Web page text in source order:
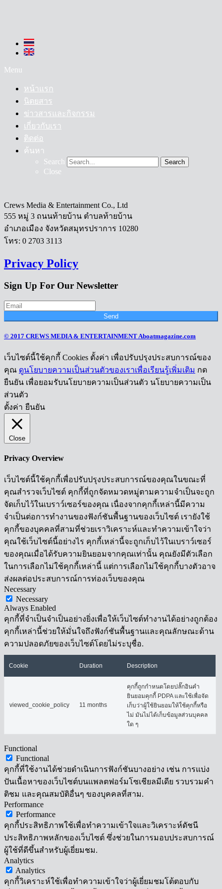
Menu
หน้าแรก
นิตยสาร
ข่าวสารและกิจกรรม
เกี่ยวกับเรา
ติดต่อ
ค้นหา
Search
Search
Close
Crews Media & Entertainment Co., Ltd
555 หมู่ 3 ถนนท้ายบ้าน ตำบลท้ายบ้าน
อำเภอเมือง จังหวัดสมุทรปราการ 10280
โทร: 0 2703 3113
Privacy Policy
Sign Up For Our Newsletter
Send
© 2017 CREWS MEDIA & ENTERTAINMENT Aboatmagazine.com
เว็บไซต์นี้ใช้คุกกี้ Cookies ตั้งค่า เพื่อปรับปรุงประสบการณ์ของ
คุณ ดูนโยบายความเป็นส่วนตัวของเราเพื่อเรียนรู้เพิ่มเติม กด
ยืนยัน เพื่อยอมรับนโยบายความเป็นส่วนตัว นโยบายความเป็น
ส่วนตัว
ตั้งค่า ยืนยัน
Close
Privacy Overview
เว็บไซต์นี้ใช้คุกกี้เพื่อปรับปรุงประสบการณ์ของคุณในขณะที่
คุณสำรวจเว็บไซต์ คุกกี้ที่ถูกจัดหมวดหมู่ตามความจำเป็นจะถูก
จัดเก็บไว้ในเบราว์เซอร์ของคุณ เนื่องจากคุกกี้เหล่านี้มีความ
จำเป็นต่อการทำงานของฟังก์ชันพื้นฐานของเว็บไซต์ เรายังใช้
คุกกี้ของบุคคลที่สามที่ช่วยเราวิเคราะห์และทำความเข้าใจว่า
คุณใช้เว็บไซต์นี้อย่างไร คุกกี้เหล่านี้จะถูกเก็บไว้ในเบราว์เซอร์
ของคุณเมื่อได้รับความยินยอมจากคุณเท่านั้น คุณยังมีตัวเลือก
ในการเลือกไม่ใช้คุกกี้เหล่านี้ แต่การเลือกไม่ใช้คุกกี้บางตัวอาจ
ส่งผลต่อประสบการณ์การท่องเว็บของคุณ
Necessary
Necessary
Always Enabled
คุกกี้ที่จำเป็นจำเป็นอย่างยิ่งเพื่อให้เว็บไซต์ทำงานได้อย่างถูกต้อง
คุกกี้เหล่านี้ช่วยให้มั่นใจถึงฟังก์ชันพื้นฐานและคุณลักษณะด้าน
ความปลอดภัยของเว็บไซต์โดยไม่ระบุชื่อ.
Cookie Duration Description
viewed_cookie_policy 11 months
คุกกี้ถูกกำหนดโดยปลั๊กอินคำ
ยินยอมคุกกี้ PDPA และใช้เพื่อจัด
เก็บว่าผู้ใช้ยินยอมให้ใช้คุกกี้หรือ
ไม่ มันไม่ได้เก็บข้อมูลส่วนบุคคล
ใด ๆ
Functional
Functional
คุกกี้ที่ใช้งานได้ช่วยดำเนินการฟังก์ชันบางอย่าง เช่น การแบ่ง
ปันเนื้อหาของเว็บไซต์บนแพลตฟอร์มโซเชียลมีเดีย รวบรวมคำ
ติชม และคุณสมบัติอื่นๆ ของบุคคลที่สาม.
Performance
Performance
คุกกี้ประสิทธิภาพใช้เพื่อทำความเข้าใจและวิเคราะห์ดัชนี
ประสิทธิภาพหลักของเว็บไซต์ ซึ่งช่วยในการมอบประสบการณ์
ผู้ใช้ที่ดีขึ้นสำหรับผู้เยี่ยมชม.
Analytics
Analytics
คุกกี้วิเคราะห์ใช้เพื่อทำความเข้าใจว่าผู้เยี่ยมชมโต้ตอบกับ